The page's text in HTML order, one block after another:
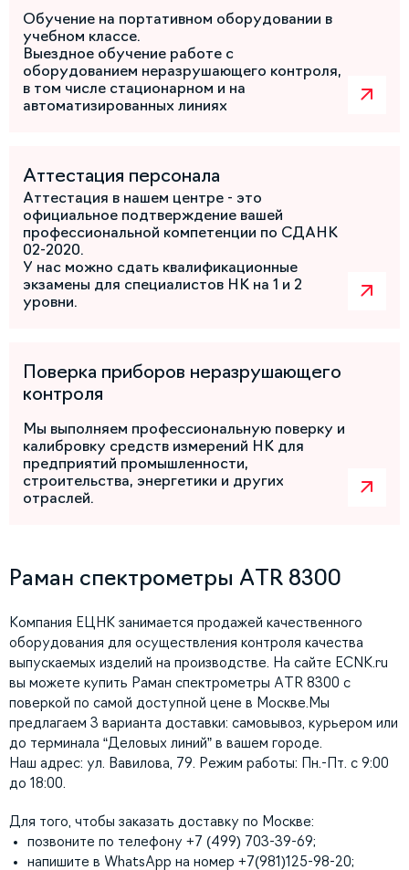
Обучение на портативном оборудовании в
учебном классе.
Выездное обучение работе с
оборудованием неразрушающего контроля,
в том числе стационарном и на
автоматизированных линиях
Аттестация персонала
Аттестация в нашем центре - это
официальное подтверждение вашей
профессиональной компетенции по СДАНК
02-2020.
У нас можно сдать квалификационные
экзамены для специалистов НК на 1 и 2
уровни.
Поверка приборов неразрушающего
контроля
Мы выполняем профессиональную поверку и
калибровку средств измерений НК для
предприятий промышленности,
строительства, энергетики и других
отраслей.
Раман спектрометры ATR 8300
Компания ЕЦНК занимается продажей качественного
оборудования для осуществления контроля качества
выпускаемых изделий на производстве. На сайте ECNK.ru
вы можете купить Раман спектрометры ATR 8300 с
поверкой по самой доступной цене в Москве.Мы
предлагаем 3 варианта доставки: самовывоз, курьером или
до терминала “Деловых линий” в вашем городе.
Наш адрес: ул. Вавилова, 79. Режим работы: Пн.-Пт. с 9:00
до 18:00.
Для того, чтобы заказать доставку по Москве:
позвоните по телефону +7 (499) 703-39-69;
напишите в WhatsApp на номер +7(981)125-98-20;